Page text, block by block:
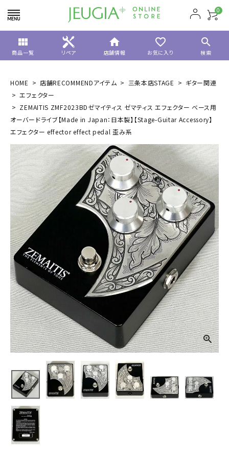
0
view_module
商品一覧 リペア
home
店舗情報
favorite_border
お気に入り
search
検索
HOME 店舗RECOMMENDアイテム 三条本店STAGE
ギター関連
エフェクター
ZEMAITIS ZMF2023BDゼマイティス ゼマティス エフェクター ベース用
オーバードライブ【Made in Japan：日本製】【Stage-Guitar Accessory】
エフェクター effector effect pedal 歪み系